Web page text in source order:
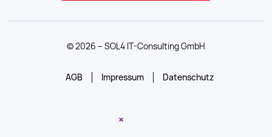
© 2026 – SOL4 IT-Consulting GmbH
AGB Impressum Datenschutz
×